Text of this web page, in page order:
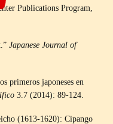
Publications Program,
Japanese Journal of
primeros japoneses en
3.7 (2014): 89-124.
(1613-1620): Cipango